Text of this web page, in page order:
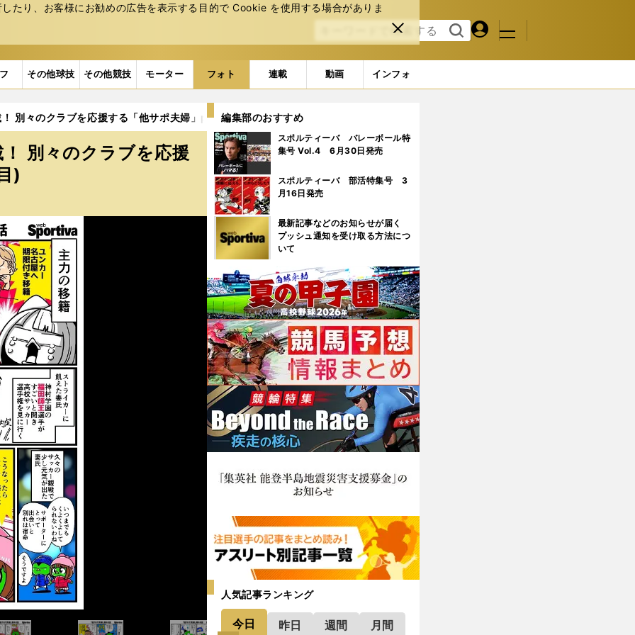
たり、お客様にお勧めの広告を表⽰する⽬的で Cookie を使⽤する場合がありま
閉じ
る
検索
る
マイペ
ジ
メニュ
その他球技 その他競技 モーター フォト 連載 動画 インフォ
別々のクラブを応援する「他サポ夫婦」part2 (18ページ目)
別々のクラブを応援
)
編集部のおすすめ
スポルティーバ バレーボール特
集号 Vol.4 6月30日発売
スポルティーバ 部活特集号 3
月16日発売
最新記事などのお知らせが届く
プッシュ通知を受け取る方法につ
いて
人気記事ランキング
今日 昨日 週間 月間